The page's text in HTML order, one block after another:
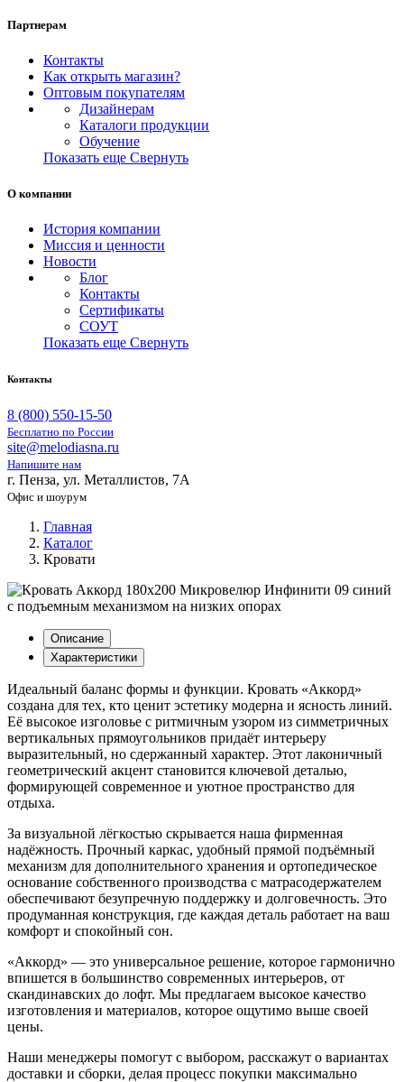
Партнерам
Контакты
Как открыть магазин?
Оптовым покупателям
Дизайнерам
Каталоги продукции
Обучение
Показать еще Свернуть
О компании
История компании
Миссия и ценности
Новости
Блог
Контакты
Сертификаты
СОУТ
Показать еще Свернуть
Контакты
8 (800) 550-15-50
Бесплатно по России
site@melodiasna.ru
Напишите нам
г. Пенза, ул. Металлистов, 7А
Офис и шоурум
Главная
Каталог
Кровати
Описание
Характеристики
Идеальный баланс формы и функции. Кровать «Аккорд»
создана для тех, кто ценит эстетику модерна и ясность линий.
Её высокое изголовье с ритмичным узором из симметричных
вертикальных прямоугольников придаёт интерьеру
выразительный, но сдержанный характер. Этот лаконичный
геометрический акцент становится ключевой деталью,
формирующей современное и уютное пространство для
отдыха.
За визуальной лёгкостью скрывается наша фирменная
надёжность. Прочный каркас, удобный прямой подъёмный
механизм для дополнительного хранения и ортопедическое
основание собственного производства с матрасодержателем
обеспечивают безупречную поддержку и долговечность. Это
продуманная конструкция, где каждая деталь работает на ваш
комфорт и спокойный сон.
«Аккорд» — это универсальное решение, которое гармонично
впишется в большинство современных интерьеров, от
скандинавских до лофт. Мы предлагаем высокое качество
изготовления и материалов, которое ощутимо выше своей
цены.
Наши менеджеры помогут с выбором, расскажут о вариантах
доставки и сборки, делая процесс покупки максимально